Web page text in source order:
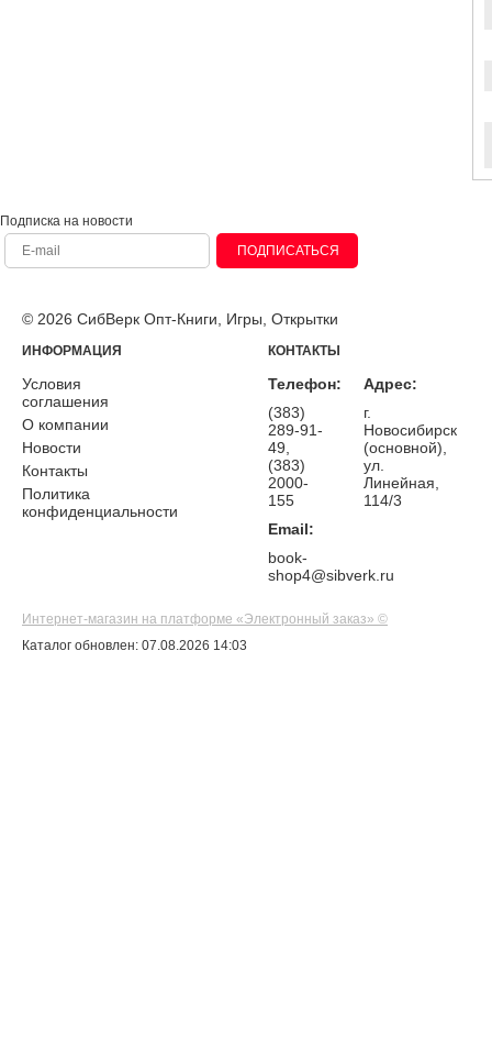
Подписка на новости
ПОДПИСАТЬСЯ
© 2026 СибВерк Опт-Книги, Игры, Открытки
ИНФОРМАЦИЯ
Условия
соглашения
О компании
Новости
Контакты
Политика
конфиденциальности
КОНТАКТЫ
Телефон:
(383)
289-91-
49,
(383)
2000-
155
Email:
book-
shop4@sibverk.ru
Адрес:
г.
Новосибирск
(основной),
ул.
Линейная,
114/3
Интернет-магазин на платформе «Электронный заказ» ©
Каталог обновлен: 07.08.2026 14:03